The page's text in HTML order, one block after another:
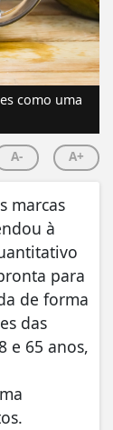
como uma
A- A+
marcas
à
para
de forma
das
e 65 anos,